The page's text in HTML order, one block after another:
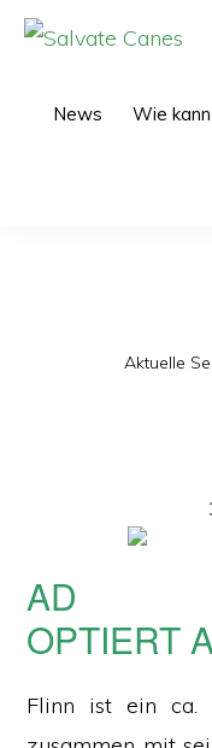
Zur
Zum
News Wie
Aktuelle
AD
OPTIERT
Flinn ist ein ca.